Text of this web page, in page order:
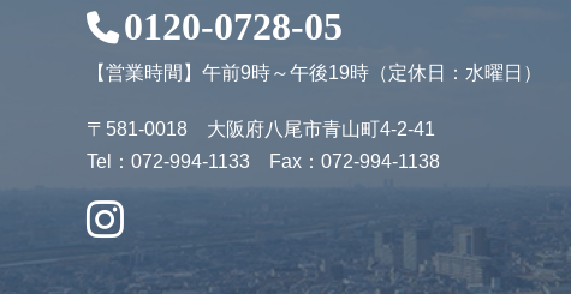
0120-0728-05
【営業時間】午前9時～午後19時（定休日：水曜日）
〒581-0018 大阪府八尾市青山町4-2-41
Tel：072-994-1133 Fax：072-994-1138